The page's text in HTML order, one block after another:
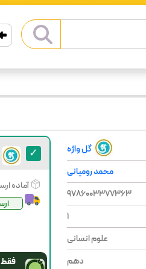
گل واژه
محمد رومیانی
9786003377363
1
علوم انسانی
دهم
آماده
فقط